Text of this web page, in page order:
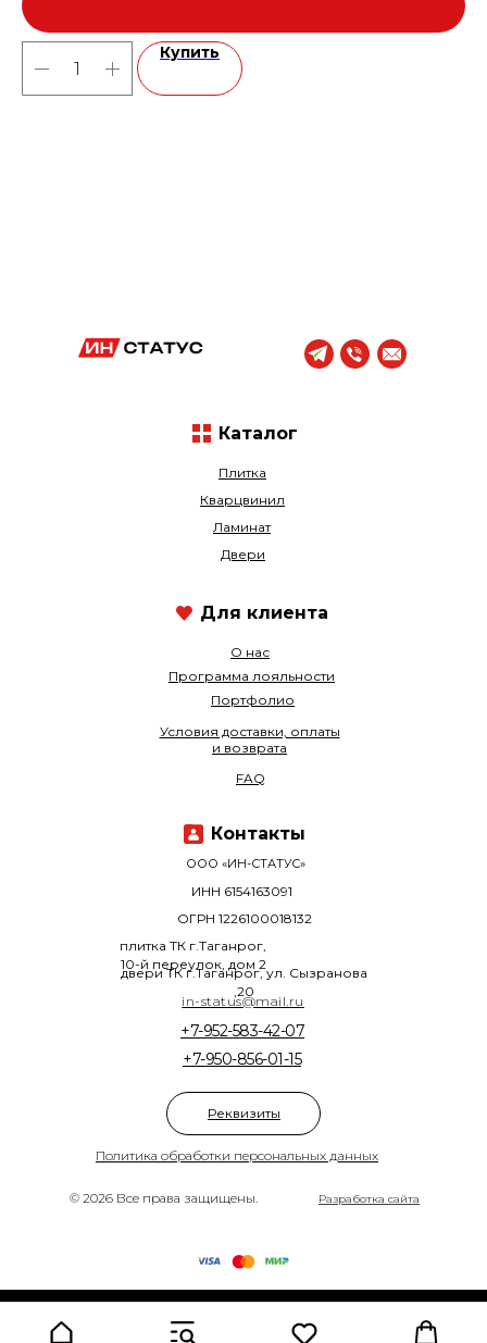
Купить
© 2026 Все права защищены.
Политика обработки персональных данных
Плитка
Кварцвинил
+7-950-856-01-15
+7-952-583-42-07
О нас
Ламинат
Программа лояльности
Двери
Портфолио
ООО «ИН-СТАТУС»
плитка ТК г.Таганрог,
10-й переулок, дом 2
двери ТК г.Таганрог, ул. Сызранова
,20
ОГРН 1226100018132
ИНН 6154163091
Разработка сайта
Условия доставки, оплаты
и возврата
FAQ
Каталог
in-status@mail.ru
Контакты
Для клиента
Реквизиты
Made on Tilda